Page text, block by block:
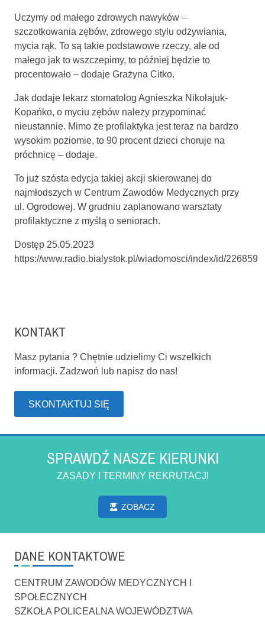
Uczymy od małego zdrowych nawyków –
szczotkowania zębów, zdrowego stylu odżywiania,
mycia rąk. To są takie podstawowe rzeczy, ale od
małego jak to wszczepimy, to później będzie to
procentowało – dodaje Grażyna Citko.
Jak dodaje lekarz stomatolog Agnieszka Nikołajuk-
Kopańko, o myciu zębów należy przypominać
nieustannie. Mimo że profilaktyka jest teraz na bardzo
wysokim poziomie, to 90 procent dzieci choruje na
próchnicę – dodaje.
To już szósta edycja takiej akcji skierowanej do
najmłodszych w Centrum Zawodów Medycznych przy
ul. Ogrodowej. W grudniu zaplanowano warsztaty
profilaktyczne z myślą o seniorach.
Dostęp 25.05.2023
https://www.radio.bialystok.pl/wiadomosci/index/id/226859
KONTAKT
Masz pytania ? Chętnie udzielimy Ci wszelkich
informacji. Zadzwoń lub napisz do nas!
SKONTAKTUJ SIĘ
SPRAWDŹ NASZE KIERUNKI
ZASADY I TERMINY REKRUTACJI
ZOBACZ
DANE KONTAKTOWE
CENTRUM ZAWODÓW MEDYCZNYCH I
SPOŁECZNYCH
SZKOŁA POLICEALNA WOJEWÓDZTWA